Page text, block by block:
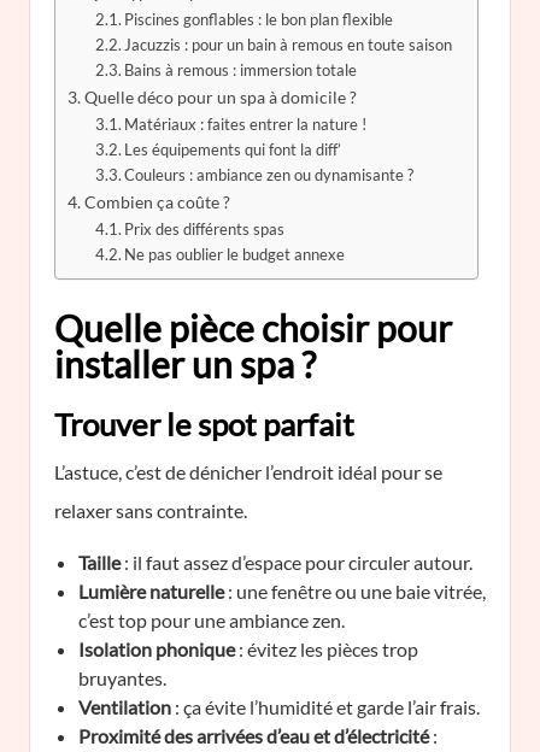
Piscines gonflables : le bon plan flexible
Jacuzzis : pour un bain à remous en toute saison
Bains à remous : immersion totale
Quelle déco pour un spa à domicile ?
Matériaux : faites entrer la nature !
Les équipements qui font la diff’
Couleurs : ambiance zen ou dynamisante ?
Combien ça coûte ?
Prix des différents spas
Ne pas oublier le budget annexe
Quelle pièce choisir pour
installer un spa ?
Trouver le spot parfait
L’astuce, c’est de dénicher l’endroit idéal pour se
relaxer sans contrainte.
Taille: il faut assez d’espace pour circuler autour.
Lumière naturelle: une fenêtre ou une baie vitrée,
c’est top pour une ambiance zen.
Isolation phonique: évitez les pièces trop
bruyantes.
Ventilation : ça évite l’humidité et garde l’air frais.
Proximité des arrivées d’eau et d’électricité: